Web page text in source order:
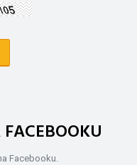
Facebooku.